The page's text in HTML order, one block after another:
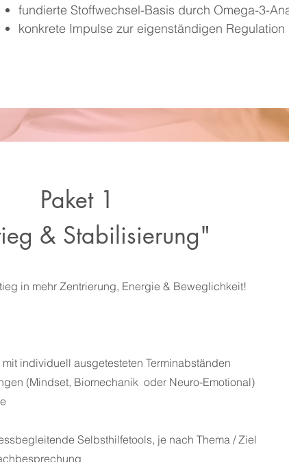
fundierte Stoffwechsel-Basis durch Omega-3-
konkrete Impulse zur eigenständigen Regulation
Paket 1
& Stabilisierung"
in mehr Zentrierung, Energie & Beweglichkeit!
individuell ausgetesteten Terminabständen
(Mindset, Biomechanik oder Neuro-Emotional)
Selbsthilfetools, je nach Thema / Ziel